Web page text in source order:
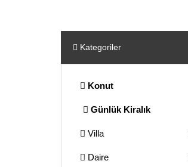
Kategoriler
Konut
Günlük Kiralık
Villa
Daire